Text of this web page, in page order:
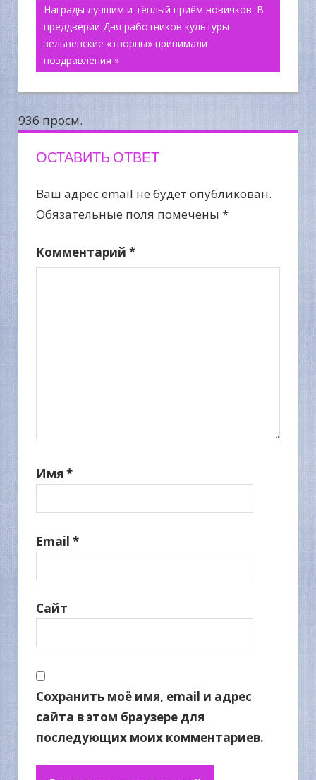
записям
Награды лучшим и тёплый приём новичков. В
преддверии Дня работников культуры
зельвенские «творцы» принимали
поздравления »
936 просм.
ОСТАВИТЬ ОТВЕТ
Ваш адрес email не будет опубликован.
Обязательные поля помечены *
Комментарий *
Имя *
Email *
Сайт
Сохранить моё имя, email и адрес
сайта в этом браузере для
последующих моих комментариев.